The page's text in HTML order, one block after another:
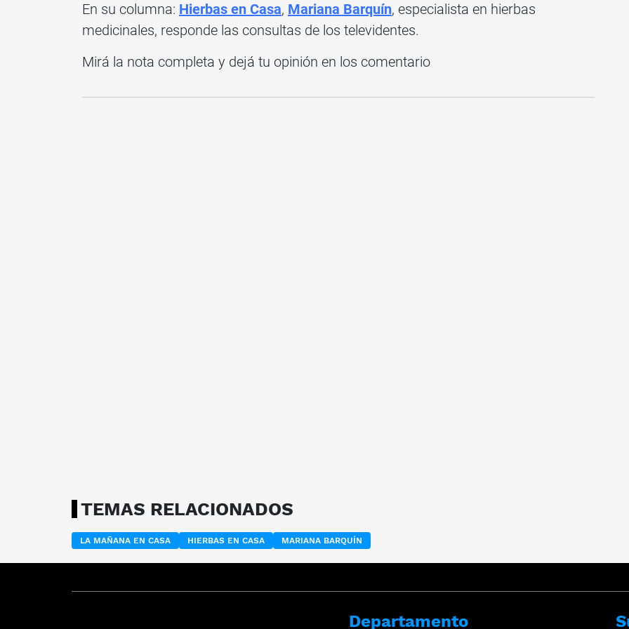
En su columna: Hierbas en Casa, Mariana Barquín, especialista en hierbas
medicinales, responde las consultas de los televidentes.
Mirá la nota completa y dejá tu opinión en los comentario
TEMAS RELACIONADOS
LA MAÑANA EN CASA HIERBAS EN CASA MARIANA BARQUÍN
Departamento